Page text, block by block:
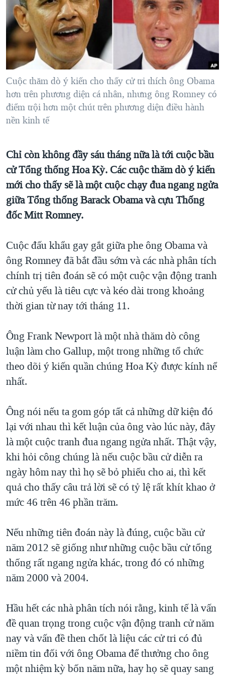
"Tìm"NGƯỜI VIỆT HẢI NGOẠI
ĐỜI SỐNG
KINH TẾ
KHOA HỌC
SỨC KHOẺ
VĂN HOÁ
THỂ THAO
TẠI
HÀNH TRÌNH BẦU CỬ 2024
MỘT NĂM CHIẾN TRANH TẠI DẢI GAZA
GIẢI MÃ VÀNH ĐAI & CON ĐƯỜNG
TRỊNH VĨNH BÌNH - NGƯỜI HẠ 'BÊN THẮNG CUỘC'
GROUND ZERO – XƯA VÀ NAY
THƯỢNG ĐỈNH TRUMP-KIM TẠI VIỆT NAM
TRỊNH VĨNH BÌNH VS. CHÍNH PHỦ VIỆT NAM
NGƯ DÂN VIỆT VÀ LÀN SÓNG TRỘM HẢI SÂM
BÊN KIA QUỐC LỘ: TIẾNG VỌNG TỪ NÔNG THÔN MỸ
VIDEO
NGHE
MẠNG XÃ HỘI
Ngôn ngữ khác
Cuộc thăm dò ý kiến cho thấy cử tri thích ông Obama
hơn trên phương diện cá nhân, nhưng ông Romney có
điểm trội hơn một chút trên phương diện điều hành
nền kinh tế
Chỉ còn không đầy sáu tháng nữa là tới cuộc bầu
cử Tổng thống Hoa Kỳ. Các cuộc thăm dò ý kiến
mới cho thấy sẽ là một cuộc chạy đua ngang ngửa
giữa Tổng thống Barack Obama và cựu Thống
đốc Mitt Romney.
Cuộc đấu khẩu gay gắt giữa phe ông Obama và
ông Romney đã bắt đầu sớm và các nhà phân tích
chính trị tiên đoán sẽ có một cuộc vận động tranh
cử chủ yếu là tiêu cực và kéo dài trong khoảng
thời gian từ nay tới tháng 11.
Ông Frank Newport là một nhà thăm dò công
luận làm cho Gallup, một trong những tổ chức
theo dõi ý kiến quần chúng Hoa Kỳ được kính nể
nhất.
Ông nói nếu ta gom góp tất cả những dữ kiện đó
lại với nhau thì kết luận của ông vào lúc này, đây
là một cuộc tranh đua ngang ngửa nhất. Thật vậy,
khi hỏi công chúng là nếu cuộc bầu cử diễn ra
ngày hôm nay thì họ sẽ bỏ phiếu cho ai, thì kết
quả cho thấy câu trả lời sẽ có tỷ lệ rất khít khao ở
mức 46 trên 46 phần trăm.
Nếu những tiên đoán này là đúng, cuộc bầu cử
năm 2012 sẽ giống như những cuộc bầu cử tổng
thống rất ngang ngửa khác, trong đó có những
năm 2000 và 2004.
Hầu hết các nhà phân tích nói rằng, kinh tế là vấn
đề quan trọng trong cuộc vận động tranh cử năm
nay và vấn đề then chốt là liệu các cử tri có đủ
niềm tin đối với ông Obama để thưởng cho ông
một nhiệm kỳ bốn năm nữa, hay họ sẽ quay sang